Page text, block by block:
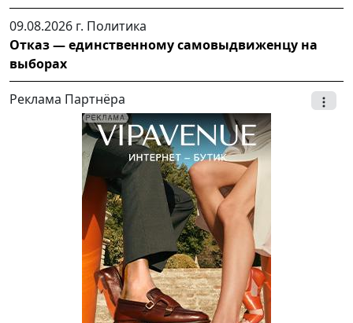
09.08.2026 г. Политика
Отказ — единственному самовыдвиженцу на
выборах
Реклама Партнёра